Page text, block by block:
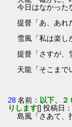
今日はなかった
提督「あ、あれ
雪風「私は楽し
提督「さすが、
天龍「そこまで
28 名前： 以下、２
りします[] 投稿日
島風「さあて、